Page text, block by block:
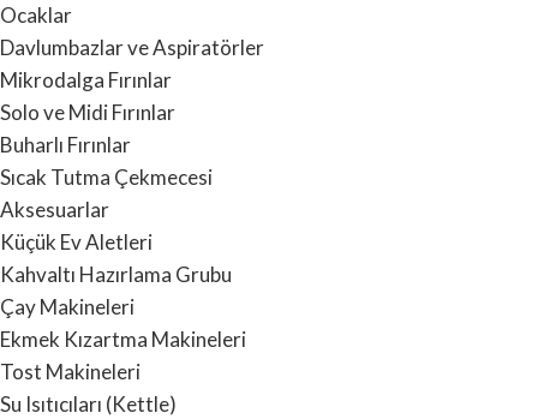
Ocaklar
Davlumbazlar ve Aspiratörler
Mikrodalga Fırınlar
Solo ve Midi Fırınlar
Buharlı Fırınlar
Sıcak Tutma Çekmecesi
Aksesuarlar
Küçük Ev Aletleri
Kahvaltı Hazırlama Grubu
Çay Makineleri
Ekmek Kızartma Makineleri
Tost Makineleri
Su Isıtıcıları (Kettle)